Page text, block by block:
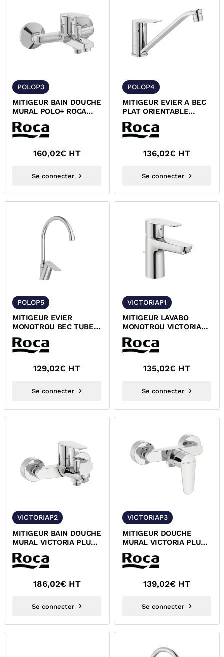
POLOP3
MITIGEUR BAIN DOUCHE
MURAL POLO+ ROCA
A5A026GC0F
160,02€ HT
Se connecter
POLOP4
MITIGEUR EVIER A BEC
PLAT ORIENTABLE
POLO+ ROCA
A5A896GC0F
136,02€ HT
Se connecter
POLOP5
MITIGEUR EVIER
MONOTROU BEC TUBE
ORIENTABLE POLO+
ROCA A5A8B6GC0F
129,02€ HT
Se connecter
VICTORIAP1
MITIGEUR LAVABO
MONOTROU VICTORIA
PLUS ROCA
A5A304FC0F
135,02€ HT
Se connecter
VICTORIAP2
MITIGEUR BAIN DOUCHE
MURAL VICTORIA PLUS
ROCA A5A024FC0F
186,02€ HT
Se connecter
VICTORIAP3
MITIGEUR DOUCHE
MURAL VICTORIA PLUS
ROCA A5A214FC0F
139,02€ HT
Se connecter